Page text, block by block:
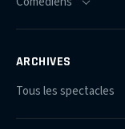
ARCHIVES
Tous les spectacles